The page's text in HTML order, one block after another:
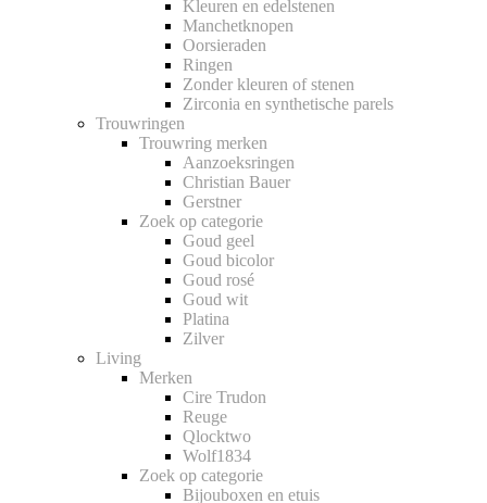
Kleuren en edelstenen
Manchetknopen
Oorsieraden
Ringen
Zonder kleuren of stenen
Zirconia en synthetische parels
Trouwringen
Trouwring merken
Aanzoeksringen
Christian Bauer
Gerstner
Zoek op categorie
Goud geel
Goud bicolor
Goud rosé
Goud wit
Platina
Zilver
Living
Merken
Cire Trudon
Reuge
Qlocktwo
Wolf1834
Zoek op categorie
Bijouboxen en etuis